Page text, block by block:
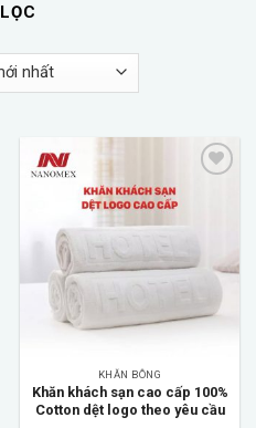
LỌC
KHĂN BÔNG
Khăn khách sạn cao cấp 100%
Cotton dệt logo theo yêu cầu